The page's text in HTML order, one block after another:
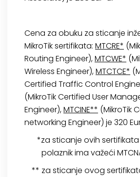
Cena za obuku za sticanje
MikroTik sertifikata: MTCRE*
Routing Engineer),MTCWE*
Wireless Engineer),MTCTCE*
Certified Traffic Control
(MikroTik Certified User
Engineer),MTCINE** (MikroTik
networking Engineer) je 320
*za sticanje ovih
polaznik ima važeći
** za sticanje ovog